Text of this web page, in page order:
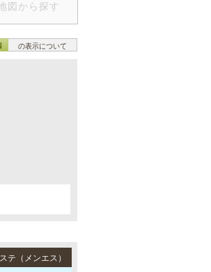
図から探す
の表示について
テ（メンエス）